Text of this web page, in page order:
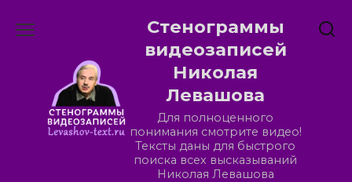
Стенограммы
видеозаписей
Николая
Левашова
Для полноценного
понимания смотрите видео!
Тексты даны для быстрого
поиска всех высказываний
Николая Левашова